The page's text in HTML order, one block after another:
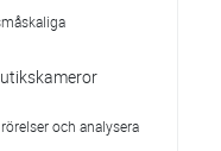
och analysera